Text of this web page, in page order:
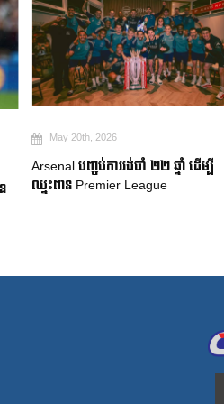
Manchester City កំពុងត្រៀមសម្រាប់ការ
ចាកចេញរបស់លោក Guardiola